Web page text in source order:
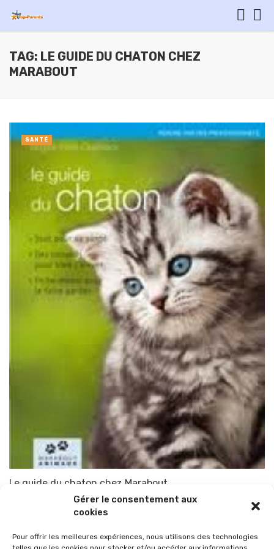
Gérer le consentement aux
cookies
Pour offrir les meilleures expériences, nous utilisons des technologies
TAG: LE GUIDE DU CHATON CHEZ
MARABOUT
Le guide du chaton chez Marabout
TOP-PARENTS 30 juin 2011
SANTÉ